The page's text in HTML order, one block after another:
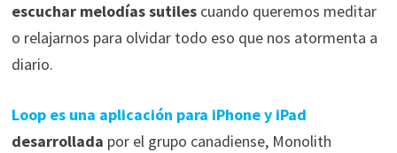
escuchar melodías sutilescuando queremos meditar
o relajarnos para olvidar todo eso que nos atormenta a
diario.
Loop es una aplicación para iPhone y iPad
desarrollada por el grupo canadiense, Monolith